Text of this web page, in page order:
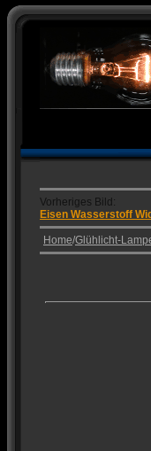
Vorheriges Bild:
Eisen Wasserstoff
Home/Glühlicht-